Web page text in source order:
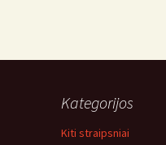
Kategorijos
Kiti straipsniai